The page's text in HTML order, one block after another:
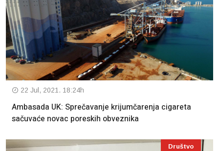
22 Jul, 2021. 18:24h
Ambasada UK: Sprečavanje krijumčarenja cigareta
sačuvaće novac poreskih obveznika
Društvo